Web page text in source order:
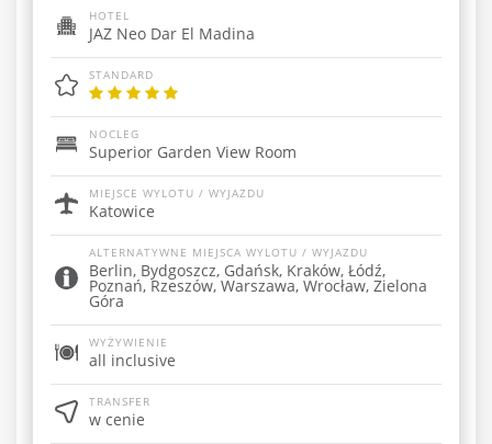
HOTEL
JAZ Neo Dar El Madina
STANDARD
NOCLEG
Superior Garden View Room
MIEJSCE WYLOTU / WYJAZDU
Katowice
ALTERNATYWNE MIEJSCA WYLOTU / WYJAZDU
Berlin, Bydgoszcz, Gdańsk, Kraków, Łódź,
Poznań, Rzeszów, Warszawa, Wrocław, Zielona
Góra
WYŻYWIENIE
all inclusive
TRANSFER
w cenie